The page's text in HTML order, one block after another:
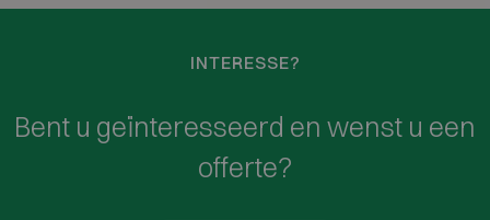
INTERESSE?
Bent u geïnteresseerd en wenst u een
offerte?